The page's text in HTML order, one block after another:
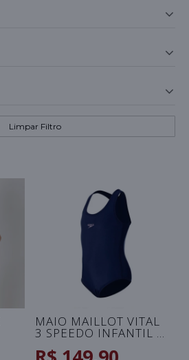
Limpar Filtro
MAIO MAILLOT VITAL
3 SPEEDO INFANTIL -